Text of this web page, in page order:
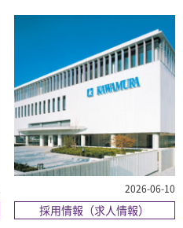
2026-06-10
採用情報（求人情報）